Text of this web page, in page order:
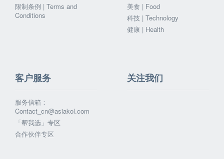
限制条例 | Terms and
Conditions
美食 | Food
科技 | Technology
健康 | Health
客户服务
服务信箱：
Contact_cn@asiakol.com
「帮我选」专区
合作伙伴专区
关注我们